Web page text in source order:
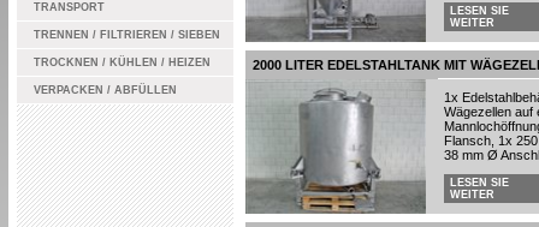
TRANSPORT
TRENNEN / FILTRIEREN / SIEBEN
TROCKNEN / KÜHLEN / HEIZEN
VERPACKEN / ABFÜLLEN
LESEN SIE
WEITER
2000 LITER EDELSTAHLTANK MIT
1x
Wägezellen auf
Flansch, 1x
38 mm Ø
LESEN SIE
WEITER